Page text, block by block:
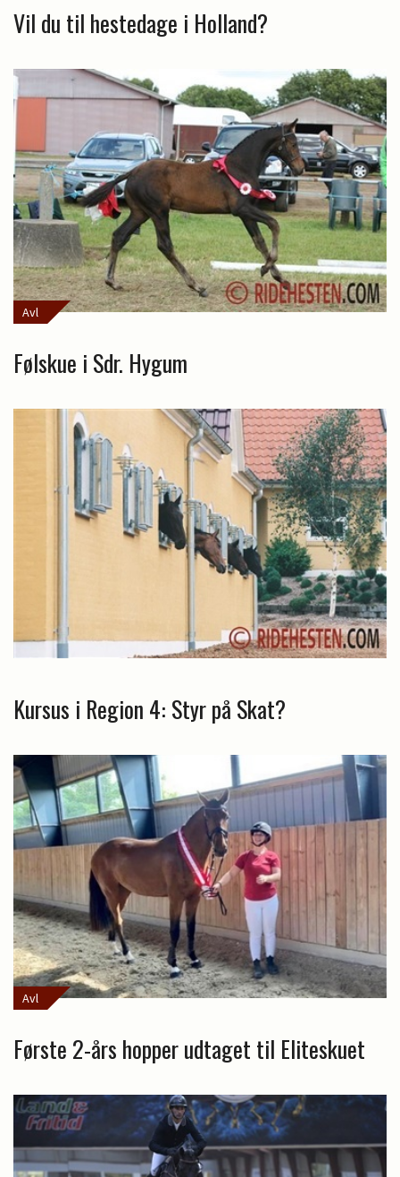
Vil du til hestedage i Holland?
Avl
Følskue i Sdr. Hygum
Kursus i Region 4: Styr på Skat?
Avl
Første 2-års hopper udtaget til Eliteskuet